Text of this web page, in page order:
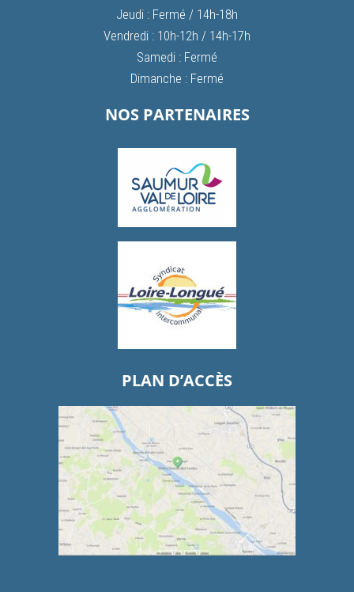
Jeudi : Fermé / 14h-18h
Vendredi : 10h-12h / 14h-17h
Samedi : Fermé
Dimanche : Fermé
NOS PARTENAIRES
PLAN D’ACCÈS